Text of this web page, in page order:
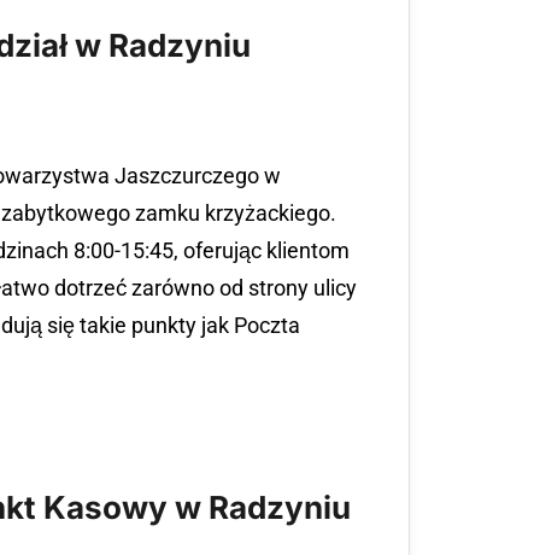
w Radzyniu
Jaszczurczego w
zamku krzyżackiego.
8:00-15:45, oferując klientom
dotrzeć zarówno od strony ulicy
się takie punkty jak Poczta
Kasowy w Radzyniu